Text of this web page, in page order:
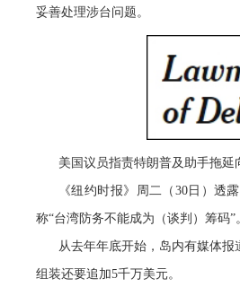
妥善处理涉台问题。
美国议员指责特朗普及助手拖延
《纽约时报》周二（30日）透
称“台湾防务不能成为（谈判）筹码”
从去年年底开始，岛内有媒体
组装还要追加5千万美元。